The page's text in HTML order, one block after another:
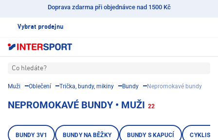
Doprava zdarma při objednávce nad 1500 Kč
Vybrat prodejnu
Co hledáte?
Muži Oblečení Trička, bundy, mikiny Bundy Nepromokavé bundy
NEPROMOKAVÉ BUNDY • MUŽI 22
BUNDY 3V1 BUNDY NA BĚŽKY BUNDY S KAPUCÍ